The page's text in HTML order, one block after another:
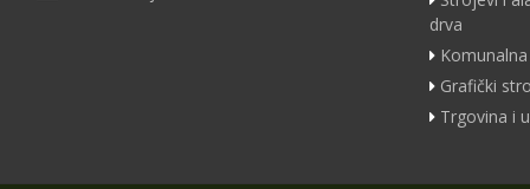
drva
Grafički
Trgovina i